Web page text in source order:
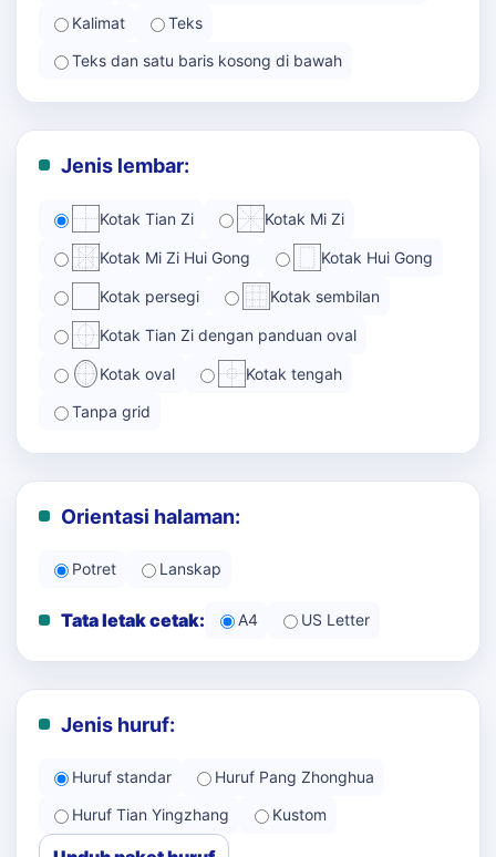
Kalimat
Teks
Teks dan satu baris kosong di bawah
Jenis lembar:
Kotak Tian Zi Kotak Mi Zi
Kotak Mi Zi Hui Gong Kotak Hui Gong
Kotak persegi Kotak sembilan
Kotak Tian Zi dengan panduan oval
Kotak oval Kotak tengah
Tanpa grid
Orientasi halaman:
Potret Lanskap
Tata letak cetak: A4 US Letter
Jenis huruf:
Huruf standar
Huruf Pang Zhonghua
Huruf Tian Yingzhang
Kustom